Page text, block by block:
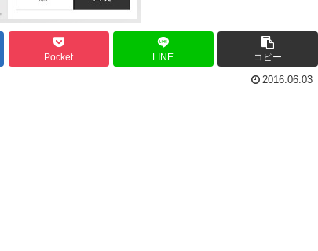
Pocket LINE コピー
2016.06.03